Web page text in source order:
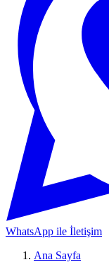
WhatsApp ile İletişim
Ana Sayfa